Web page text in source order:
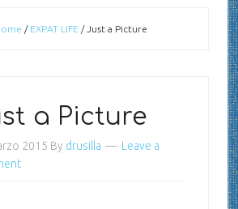
/ EXPAT LIFE /Just a Picture
a Picture
2015 By drusilla
Leave a